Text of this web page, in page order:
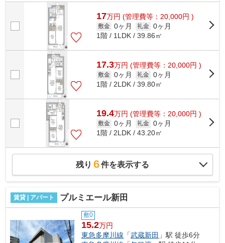
歩6分に立地する、魅力的な駅近物件で...
17万円 (管理費等：20,000円 )
敷金 0ヶ月 礼金 0ヶ月
1階 / 1LDK / 39.86㎡
17.3万円 (管理費等：20,000円 )
敷金 0ヶ月 礼金 0ヶ月
1階 / 2LDK / 39.80㎡
19.4万円 (管理費等：20,000円 )
敷金 0ヶ月 礼金 0ヶ月
1階 / 2LDK / 43.20㎡
残り 6件を表示する
賃貸 | アパート プルミエール新田
敷0
15.2万円
東急多摩川線 「武蔵新田 」駅 徒歩6分